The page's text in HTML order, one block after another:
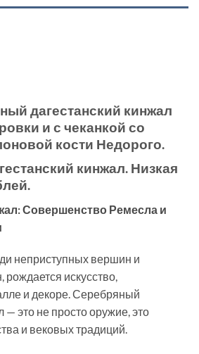
дагестанский кинжал
и с чеканкой со
кости Недорого.
кинжал. Низкая
Совершенство Ремесла и
неприступных вершин и
искусство,
и декоре. Серебряный
— это не просто оружие, это
и вековых традиций.